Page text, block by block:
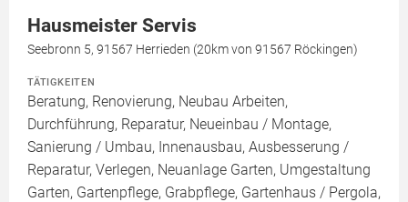
Hausmeister Servis
Seebronn 5, 91567 Herrieden (20km von 91567 Röckingen)
TÄTIGKEITEN
Beratung, Renovierung, Neubau Arbeiten,
Durchführung, Reparatur, Neueinbau / Montage,
Sanierung / Umbau, Innenausbau, Ausbesserung /
Reparatur, Verlegen, Neuanlage Garten, Umgestaltung
Garten, Gartenpflege, Grabpflege, Gartenhaus / Pergola,